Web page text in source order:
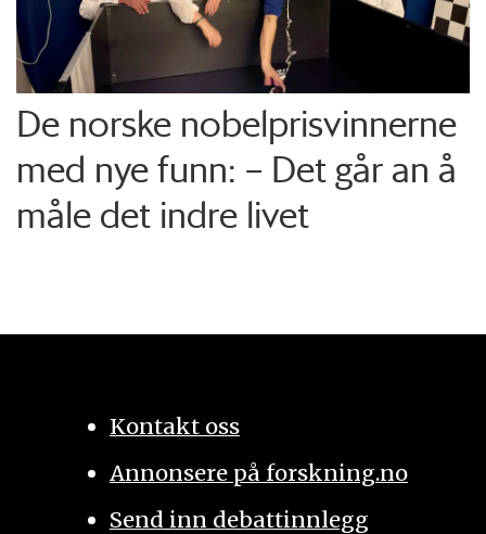
De norske nobelprisvinnerne
med nye funn: – Det går an å
måle det indre livet
Kontakt oss
Annonsere på forskning.no
Send inn debattinnlegg